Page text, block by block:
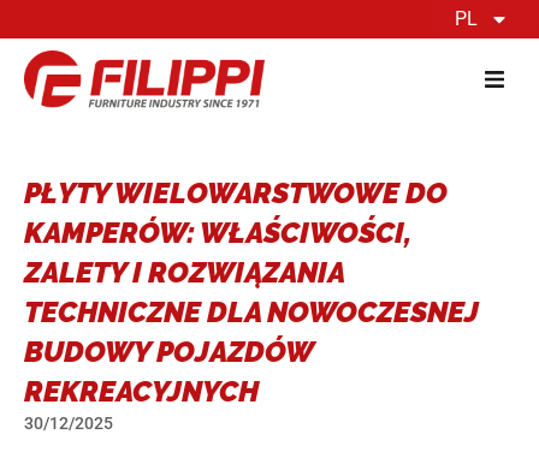
PL
PŁYTY WIELOWARSTWOWE DO
KAMPERÓW: WŁAŚCIWOŚCI,
ZALETY I ROZWIĄZANIA
TECHNICZNE DLA NOWOCZESNEJ
BUDOWY POJAZDÓW
REKREACYJNYCH
30/12/2025